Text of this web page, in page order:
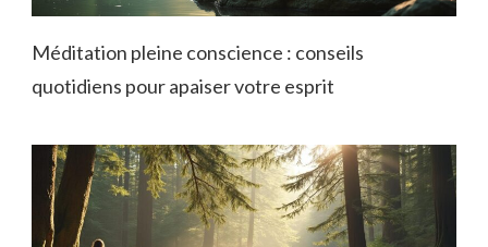
Méditation pleine conscience : conseils
quotidiens pour apaiser votre esprit